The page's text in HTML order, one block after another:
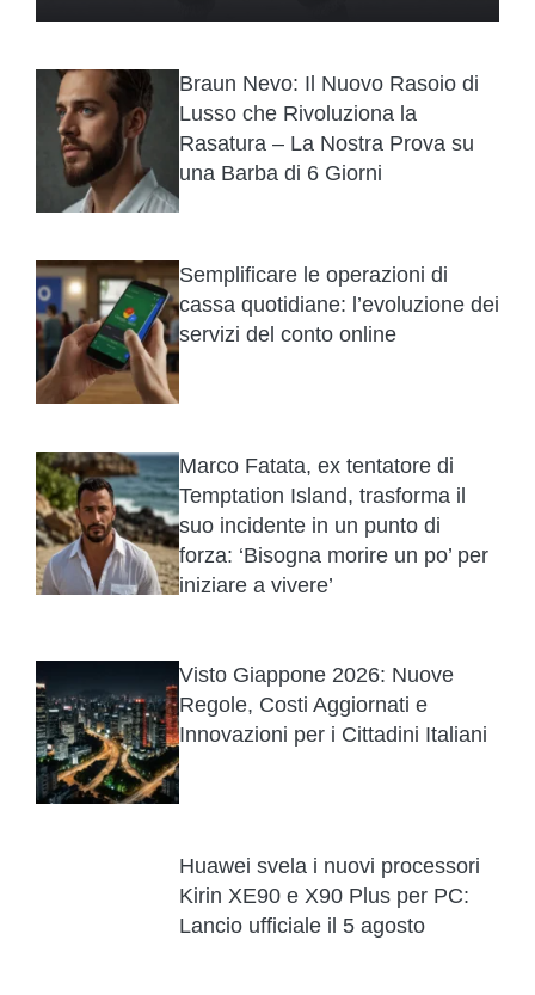
Braun Nevo: Il Nuovo Rasoio di
Lusso che Rivoluziona la
Rasatura – La Nostra Prova su
una Barba di 6 Giorni
Semplificare le operazioni di
cassa quotidiane: l’evoluzione dei
servizi del conto online
Marco Fatata, ex tentatore di
Temptation Island, trasforma il
suo incidente in un punto di
forza: ‘Bisogna morire un po’ per
iniziare a vivere’
Visto Giappone 2026: Nuove
Regole, Costi Aggiornati e
Innovazioni per i Cittadini Italiani
Huawei svela i nuovi processori
Kirin XE90 e X90 Plus per PC:
Lancio ufficiale il 5 agosto